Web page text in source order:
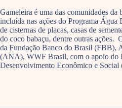
Gameleira é uma das comunidades da
incluída nas ações do Programa Água
de cisternas de placas, casas de
do coco babaçu, dentre outras ações.
da Fundação Banco do Brasil (FBB),
(ANA), WWF Brasil, com o apoio do
Desenvolvimento Econômico e